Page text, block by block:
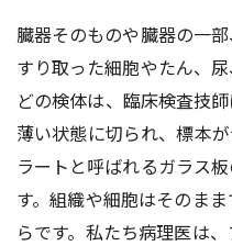
臓器そのものや臓器の⼀
すり取った細胞やたん、
どの検体は、臨床検査技
薄い状態に切られ、標本
ラートと呼ばれるガラス
す。組織や細胞はそのま
らです。私たち病理医は